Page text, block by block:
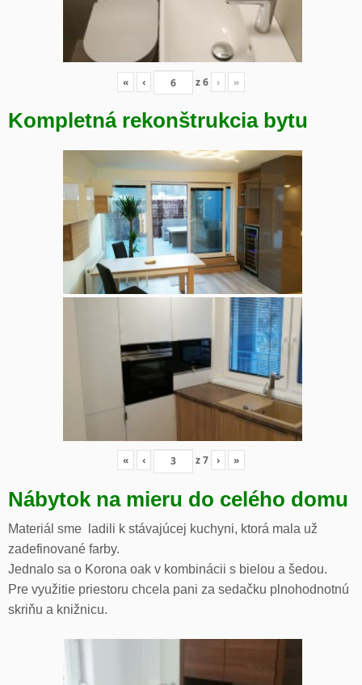
« ‹ z6 › »
Kompletná rekonštrukcia bytu
« ‹ z7 › »
Nábytok na mieru do celého domu
Materiál sme ladili k stávajúcej kuchyni, ktorá mala už
zadefinované farby.
Jednalo sa o Korona oak v kombinácii s bielou a šedou.
Pre využitie priestoru chcela pani za sedačku plnohodnotnú
skriňu a knižnicu.